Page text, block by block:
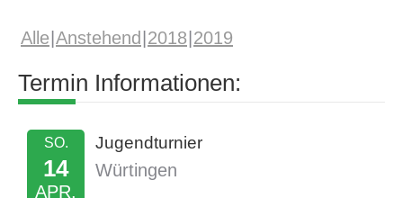
Alle Anstehend 2018 2019
Termin Informationen:
SO.
14
APR.
Jugendturnier
Würtingen